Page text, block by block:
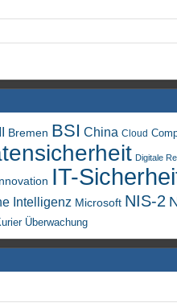
Bremen BSI China Cloud
Digitale
IT-
Intelligenz Microsoft NIS-2
Überwachung